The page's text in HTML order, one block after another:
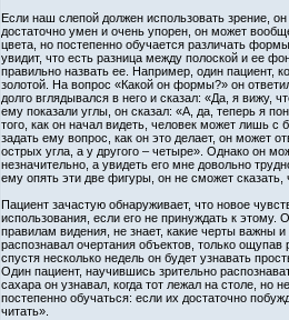
Если наш слепой должен использовать зрение,
достаточно умен и очень упорен, он может
цвета, но постепенно обучается различать
увидит, что есть разница между полоской и ее
правильно назвать ее. Например, один пациент,
золотой. На вопрос «Какой он формы?» он
долго вглядывался в него и сказал: «Да, я вижу,
ему показали углы, он сказал: «А, да, теперь я
того, как он начал видеть, человек может лишь
задать ему вопрос, как он это делает, он может
острых угла, а у другого – четыре». Однако он
незначительно, а увидеть его мне довольно
ему опять эти две фигуры, он не сможет сказать,
Пациент зачастую обнаруживает, что новое
использования, если его не принуждать к
правилам видения, не знает, какие черты важны
распознавал очертания объектов, только
спустя несколько недель он будет узнавать
Один пациент, научившись зрительно
сахара он узнавал, когда тот лежал на столе, но
постепенно обучаться: если их достаточно
читать».